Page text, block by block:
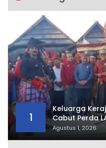
1
Keluarga
Cabut Perda
Diminta
Agustus 1, 2026